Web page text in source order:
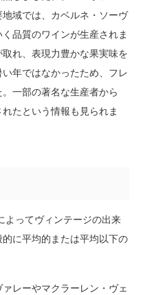
域では、カベルネ・ソーヴ
品質のワインが生産されま
れ、表現力豊かな果実味を
年ではなかったため、フレ
一部の著名な生産者から
たという情報も見られま
よってヴィンテージの出来
に平均的または平均以下の
レーやマクラーレン・ヴェ